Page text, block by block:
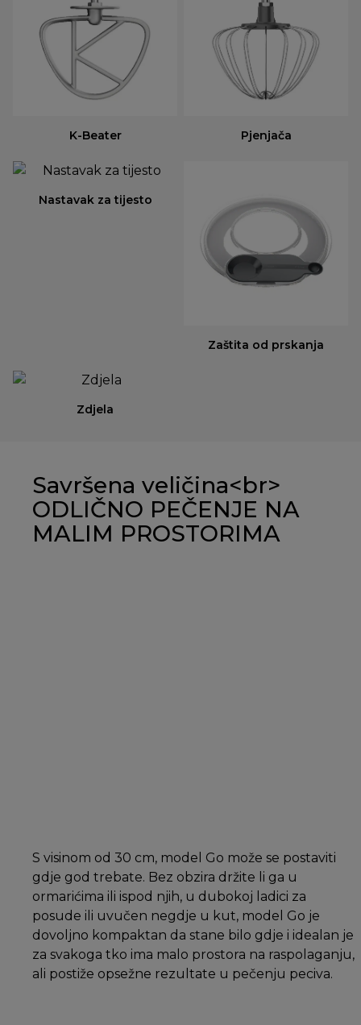
K-Beater Pjenjača
Nastavak za tijesto
Zaštita od prskanja
Zdjela
Savršena veličina<br>
ODLIČNO PEČENJE NA
MALIM PROSTORIMA
S visinom od 30 cm, model Go može se postaviti
gdje god trebate. Bez obzira držite li ga u
ormarićima ili ispod njih, u dubokoj ladici za
posude ili uvučen negdje u kut, model Go je
dovoljno kompaktan da stane bilo gdje i idealan je
za svakoga tko ima malo prostora na raspolaganju,
ali postiže opsežne rezultate u pečenju peciva.